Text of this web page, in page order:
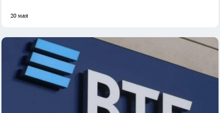
20 мая